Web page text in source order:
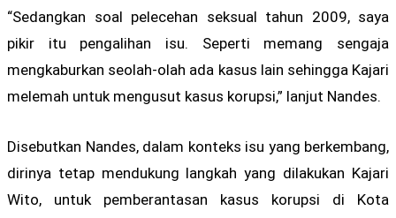
“Sedangkan soal pelecehan seksual tahun 2009, saya
pikir itu pengalihan isu. Seperti memang sengaja
mengkaburkan seolah-olah ada kasus lain sehingga Kajari
melemah untuk mengusut kasus korupsi,” lanjut Nandes.
Disebutkan Nandes, dalam konteks isu yang berkembang,
dirinya tetap mendukung langkah yang dilakukan Kajari
Wito, untuk pemberantasan kasus korupsi di Kota